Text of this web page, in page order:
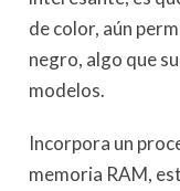
de color, aún
negro, algo que
modelos.
Incorpora un
memoria RAM,